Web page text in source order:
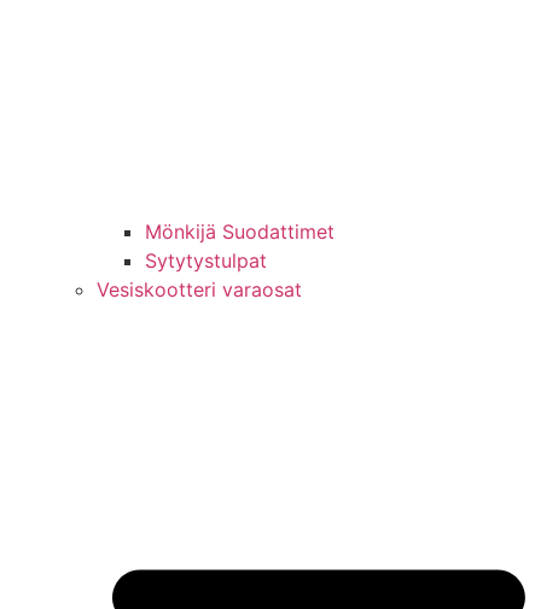
Mönkijä Suodattimet
Sytytystulpat
Vesiskootteri varaosat